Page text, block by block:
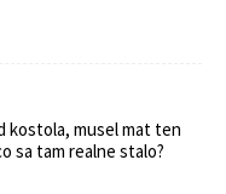
kostola, musel mat ten
sa tam realne stalo?